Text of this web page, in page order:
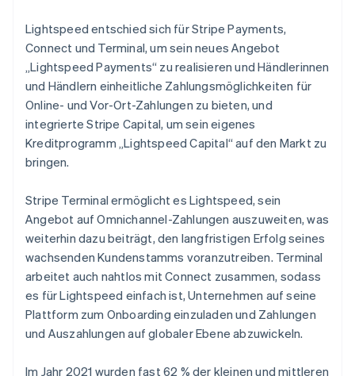
Lightspeed entschied sich für Stripe Payments,
Connect und Terminal, um sein neues Angebot
„Lightspeed Payments“ zu realisieren und Händlerinnen
und Händlern einheitliche Zahlungsmöglichkeiten für
Online- und Vor-Ort-Zahlungen zu bieten, und
integrierte Stripe Capital, um sein eigenes
Kreditprogramm „Lightspeed Capital“ auf den Markt zu
bringen.
Stripe Terminal ermöglicht es Lightspeed, sein
Angebot auf Omnichannel-Zahlungen auszuweiten, was
weiterhin dazu beiträgt, den langfristigen Erfolg seines
wachsenden Kundenstamms voranzutreiben. Terminal
arbeitet auch nahtlos mit Connect zusammen, sodass
es für Lightspeed einfach ist, Unternehmen auf seine
Plattform zum Onboarding einzuladen und Zahlungen
und Auszahlungen auf globaler Ebene abzuwickeln.
Im Jahr 2021 wurden fast 62 % der kleinen und mittleren